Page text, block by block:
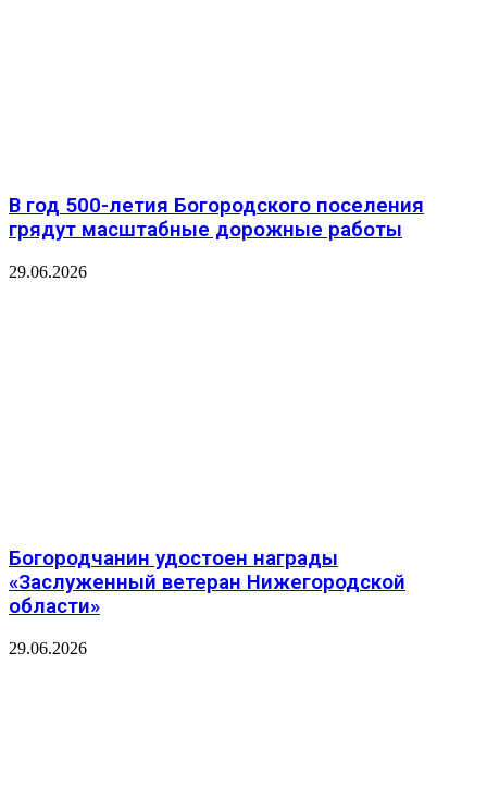
В год 500-летия Богородского поселения
грядут масштабные дорожные работы
29.06.2026
Богородчанин удостоен награды
«Заслуженный ветеран Нижегородской
области»
29.06.2026